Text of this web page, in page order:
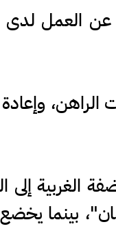
عن العمل لدى
الراهن،
إلى
بينما